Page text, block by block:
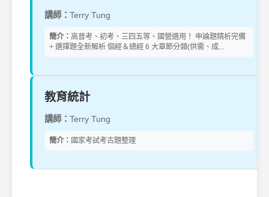
講師： Terry Tung
簡介： 高普考、初考、三四五等、國營適用！ 申論題精析完備
+ 選擇題全新解析 個經＆總經 6 大章節分類(供需、成...
教育統計
講師： Terry Tung
簡介： 國家考試考古題整理